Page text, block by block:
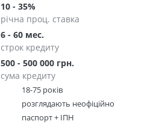
10 - 35%
річна проц. ставка
6 - 60 мес.
строк кредиту
500 - 500 000 грн.
сума кредиту
18-75 років
розглядають неофіційно
паспорт + ІПН